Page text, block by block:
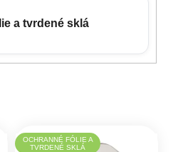
a tvrdené sklá
OCHRANNÉ FÓLIE A
TVRDENÉ SKLÁ